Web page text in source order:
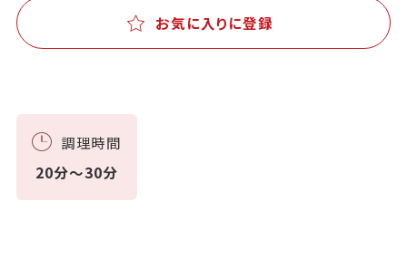
お気に入りに登録
調理時間
20分～30分